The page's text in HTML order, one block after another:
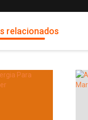
relacionados